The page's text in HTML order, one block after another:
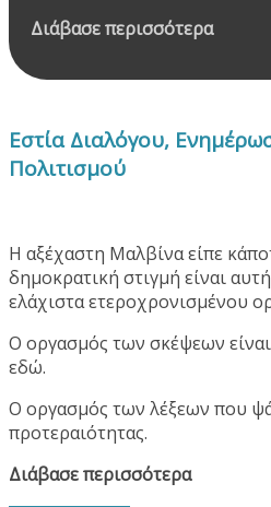
Διάβασε περισσότερα
Εστία Διαλόγου,
Πολιτισμού
Η αξέχαστη Μαλβίνα είπε
δημοκρατική στιγμή είναι
ελάχιστα ετεροχρονισμένου
Ο οργασμός των σκέψεων
εδώ.
Ο οργασμός των λέξεων που
προτεραιότητας.
Διάβασε περισσότερα